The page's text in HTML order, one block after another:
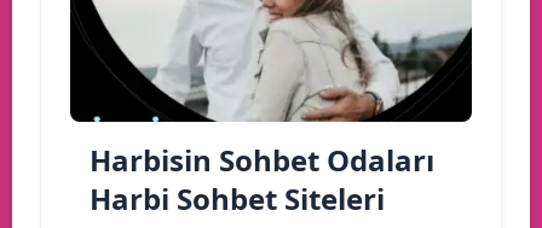
Harbisin Sohbet Odaları
Harbi Sohbet Siteleri